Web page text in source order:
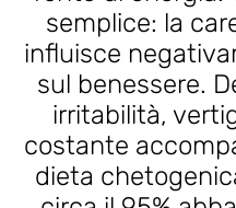
semplice: la
influisce
sul benessere.
irritabilità,
costante
dieta